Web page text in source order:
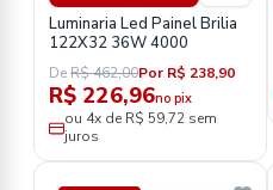
Luminaria Led Painel Brilia
122X32 36W 4000
DeR$ 462,00Por R$ 238,90
R$ 226,96no pix
ou 4x de R$ 59,72 sem
juros